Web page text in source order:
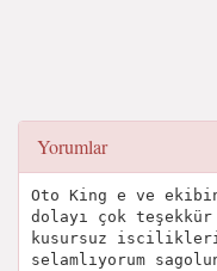
Yorumlar
Oto King e ve
dolayı çok
kusursuz
selamlıyorum